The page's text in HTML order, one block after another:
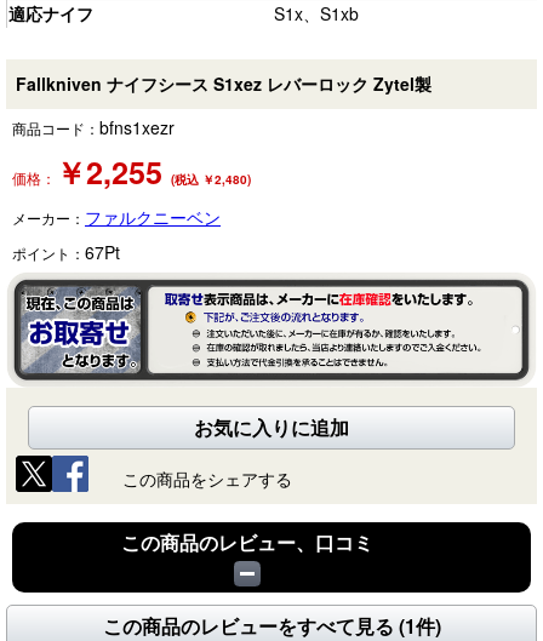
適応ナイフ
S1x、S1xb
Fallkniven ナイフシース S1xez レバーロック Zytel製
商品コード： bfns1xezr
価格： ￥2,255 (税込 ￥2,480)
メーカー： ファルクニーベン
ポイント： 67Pt
お気に入りに追加
この商品をシェアする
この商品のレビュー、口コミ
この商品のレビューをすべて見る (1件)